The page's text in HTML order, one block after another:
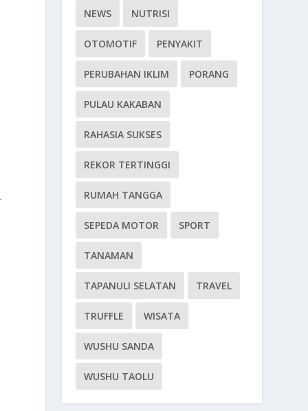
NEWS NUTRISI
OTOMOTIF PENYAKIT
PERUBAHAN IKLIM PORANG
PULAU KAKABAN
RAHASIA SUKSES
REKOR TERTINGGI
RUMAH TANGGA
SEPEDA MOTOR SPORT
TANAMAN
TAPANULI SELATAN TRAVEL
TRUFFLE WISATA
WUSHU SANDA
WUSHU TAOLU